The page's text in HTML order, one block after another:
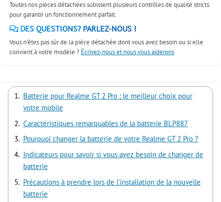
Toutes nos pièces détachées subissent plusieurs contrôles de qualité stricts
pour garantir un fonctionnement parfait.
DES QUESTIONS? PARLEZ-NOUS !
Vous n'êtes pas sûr de la pièce détachée dont vous avez besoin ou si elle
convient à votre modèle ? Écrivez-nous et nous vous aiderons
Batterie pour Realme GT 2 Pro : le meilleur choix pour
votre mobile
Caractéristiques remarquables de la batterie BLP887
Pourquoi changer la batterie de votre Realme GT 2 Pro ?
Indicateurs pour savoir si vous avez besoin de changer de
batterie
Précautions à prendre lors de l'installation de la nouvelle
batterie